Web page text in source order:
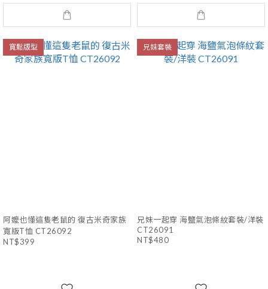
寬鬆版型
阿嬤也懂這隻老鼠的 復古米奇家族
寬版T恤 CT26092
NT$399
兄妹套裝
兄妹一起穿 海鹽氣泡條紋套裝/洋裝
CT26091
NT$480